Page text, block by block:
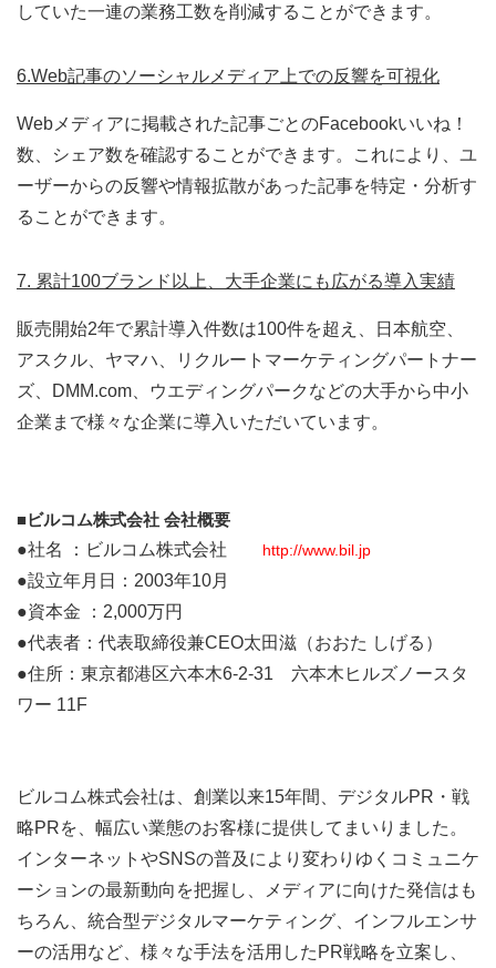
していた一連の業務工数を削減することができます。
6.Web記事のソーシャルメディア上での反響を可視化
Webメディアに掲載された記事ごとのFacebookいいね！
数、シェア数を確認することができます。これにより、ユ
ーザーからの反響や情報拡散があった記事を特定・分析す
ることができます。
7. 累計100ブランド以上、大手企業にも広がる導入実績
販売開始2年で累計導入件数は100件を超え、日本航空、
アスクル、ヤマハ、リクルートマーケティングパートナー
ズ、DMM.com、ウエディングパークなどの大手から中小
企業まで様々な企業に導入いただいています。
■ビルコム株式会社 会社概要
●社名 ：ビルコム株式会社 http://www.bil.jp
●設立年月日：2003年10月
●資本金 ：2,000万円
●代表者：代表取締役兼CEO太田滋（おおた しげる）
●住所：東京都港区六本木6-2-31 六本木ヒルズノースタ
ワー 11F
ビルコム株式会社は、創業以来15年間、デジタルPR・戦
略PRを、幅広い業態のお客様に提供してまいりました。
インターネットやSNSの普及により変わりゆくコミュニケ
ーションの最新動向を把握し、メディアに向けた発信はも
ちろん、統合型デジタルマーケティング、インフルエンサ
ーの活用など、様々な手法を活用したPR戦略を立案し、